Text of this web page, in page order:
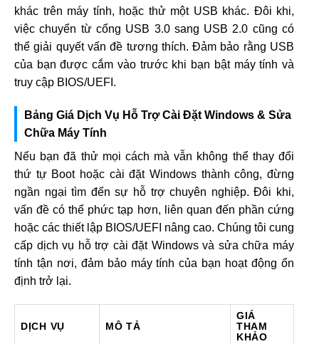
khác trên máy tính, hoặc thử một USB khác. Đôi khi,
việc chuyển từ cổng USB 3.0 sang USB 2.0 cũng có
thể giải quyết vấn đề tương thích. Đảm bảo rằng USB
của bạn được cắm vào trước khi bạn bật máy tính và
truy cập BIOS/UEFI.
Bảng Giá Dịch Vụ Hỗ Trợ Cài Đặt Windows & Sửa
Chữa Máy Tính
Nếu bạn đã thử mọi cách mà vẫn không thể thay đổi
thứ tự Boot hoặc cài đặt Windows thành công, đừng
ngần ngại tìm đến sự hỗ trợ chuyên nghiệp. Đôi khi,
vấn đề có thể phức tạp hơn, liên quan đến phần cứng
hoặc các thiết lập BIOS/UEFI nâng cao. Chúng tôi cung
cấp dịch vụ hỗ trợ cài đặt Windows và sửa chữa máy
tính tận nơi, đảm bảo máy tính của bạn hoạt động ổn
định trở lại.
DỊCH VỤ MÔ TẢ
GIÁ
THAM
KHẢO